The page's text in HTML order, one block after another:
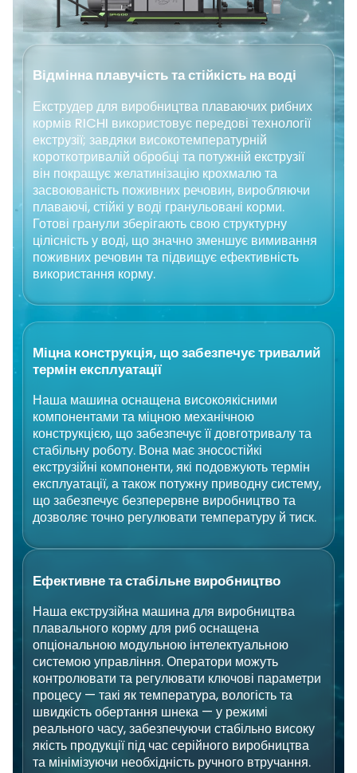
Відмінна плавучість та стійкість на воді
Екструдер для виробництва плаваючих рибних
кормів RICHI використовує передові технології
екструзії; завдяки високотемпературній
короткотривалій обробці та потужній екструзії
він покращує желатинізацію крохмалю та
засвоюваність поживних речовин, виробляючи
плаваючі, стійкі у воді гранульовані корми.
Готові гранули зберігають свою структурну
цілісність у воді, що значно зменшує вимивання
поживних речовин та підвищує ефективність
використання корму.
Міцна конструкція, що забезпечує тривалий
термін експлуатації
Наша машина оснащена високоякісними
компонентами та міцною механічною
конструкцією, що забезпечує її довготривалу та
стабільну роботу. Вона має зносостійкі
екструзійні компоненти, які подовжують термін
експлуатації, а також потужну приводну систему,
що забезпечує безперервне виробництво та
дозволяє точно регулювати температуру й тиск.
Ефективне та стабільне виробництво
Наша екструзійна машина для виробництва
плавального корму для риб оснащена
опціональною модульною інтелектуальною
системою управління. Оператори можуть
контролювати та регулювати ключові параметри
процесу — такі як температура, вологість та
швидкість обертання шнека — у режимі
реального часу, забезпечуючи стабільно високу
якість продукції під час серійного виробництва
та мінімізуючи необхідність ручного втручання.